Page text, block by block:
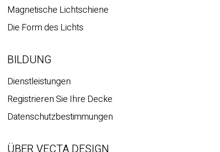
Magnetische Lichtschiene
Die Form des Lichts
BILDUNG
Dienstleistungen
Registrieren Sie Ihre Decke
Datenschutzbestimmungen